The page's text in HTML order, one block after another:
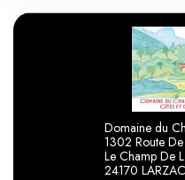
Domaine du
1302 Route De
Le Champ De
24170